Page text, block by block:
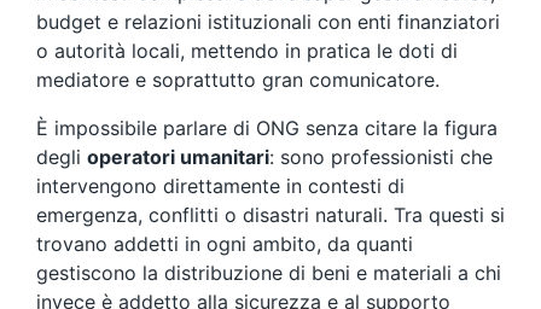
budget e relazioni istituzionali con enti finanziatori
o autorità locali, mettendo in pratica le doti di
mediatore e soprattutto gran comunicatore.
È impossibile parlare di ONG senza citare la figura
degli operatori umanitari: sono professionisti che
intervengono direttamente in contesti di
emergenza, conflitti o disastri naturali. Tra questi si
trovano addetti in ogni ambito, da quanti
gestiscono la distribuzione di beni e materiali a chi
invece è addetto alla sicurezza e al supporto